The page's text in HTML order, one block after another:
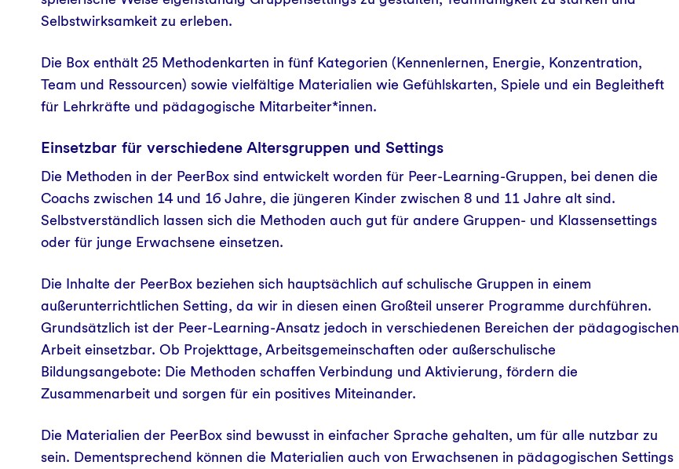
Selbstwirksamkeit zu erleben.
Die Box enthält 25 Methodenkarten in fünf Kategorien (Kennenlernen, Energie, Konzentration,
Team und Ressourcen) sowie vielfältige Materialien wie Gefühlskarten, Spiele und ein Begleitheft
für Lehrkräfte und pädagogische Mitarbeiter*innen.
Einsetzbar für verschiedene Altersgruppen und Settings
Die Methoden in der PeerBox sind entwickelt worden für Peer-Learning-Gruppen, bei denen die
Coachs zwischen 14 und 16 Jahre, die jüngeren Kinder zwischen 8 und 11 Jahre alt sind.
Selbstverständlich lassen sich die Methoden auch gut für andere Gruppen- und Klassensettings
oder für junge Erwachsene einsetzen.
Die Inhalte der PeerBox beziehen sich hauptsächlich auf schulische Gruppen in einem
außerunterrichtlichen Setting, da wir in diesen einen Großteil unserer Programme durchführen.
Grundsätzlich ist der Peer-Learning-Ansatz jedoch in verschiedenen Bereichen der pädagogischen
Arbeit einsetzbar. Ob Projekttage, Arbeitsgemeinschaften oder außerschulische
Bildungsangebote: Die Methoden schaffen Verbindung und Aktivierung, fördern die
Zusammenarbeit und sorgen für ein positives Miteinander.
Die Materialien der PeerBox sind bewusst in einfacher Sprache gehalten, um für alle nutzbar zu
sein. Dementsprechend können die Materialien auch von Erwachsenen in pädagogischen Settings